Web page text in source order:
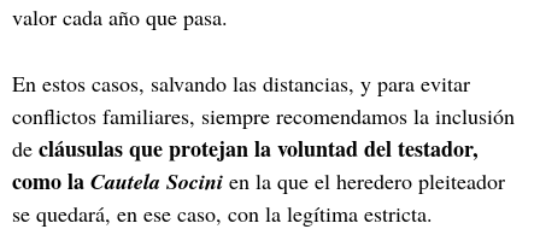
valor cada año que pasa.
En estos casos, salvando las distancias, y para evitar
conflictos familiares, siempre recomendamos la inclusión
de cláusulas que protejan la voluntad del testador,
como la Cautela Socini en la que el heredero pleiteador
se quedará, en ese caso, con la legítima estricta.